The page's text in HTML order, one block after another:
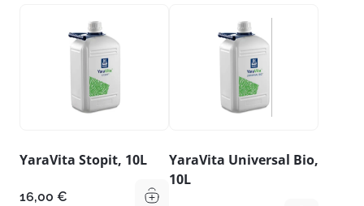
YaraVita Stopit, 10L
16,00 €
YaraVita Universal Bio,
10L